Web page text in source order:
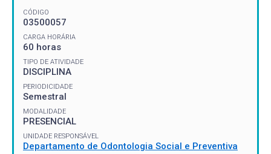
CÓDIGO
03500057
CARGA HORÁRIA
60 horas
TIPO DE ATIVIDADE
DISCIPLINA
PERIODICIDADE
Semestral
MODALIDADE
PRESENCIAL
UNIDADE RESPONSÁVEL
Departamento de Odontologia Social e Preventiva